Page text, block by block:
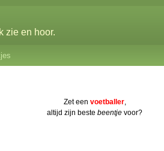
zie en hoor.
Zet een voetballer,
altijd zijn bestebeentje voor?